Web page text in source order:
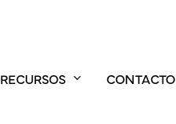
RECURSOS CONTACTO